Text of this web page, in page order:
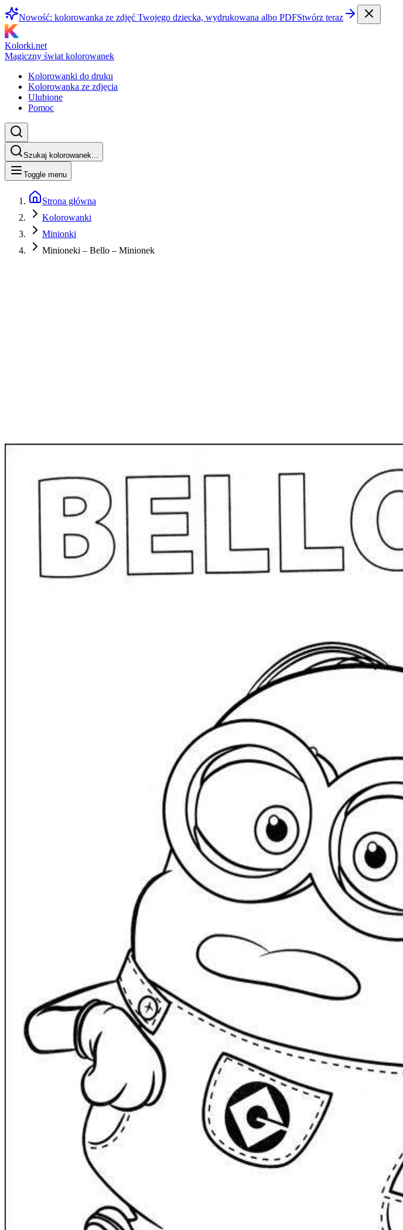
Nowość: kolorowanka ze zdjęć Twojego dziecka, wydrukowana albo PDFStwórz teraz
Kolorki.net
Magiczny świat kolorowanek
Kolorowanki do druku
Kolorowanka ze zdjęcia
Ulubione
Pomoc
Szukaj kolorowanek...
Toggle menu
Strona główna
Kolorowanki
Minionki
Minioneki – Bello – Minionek